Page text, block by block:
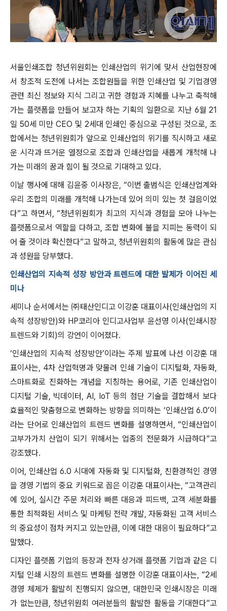
서울인쇄조합 청년위원회는 인쇄산업의 위기에 맞서 산업현장에
서 창조적 도전에 나서는 조합원들을 위한 인쇄산업 및 기업경영
관련 최신 정보와 지식 그리고 귀한 경험과 지혜를 나누고 축적해
가는 플랫폼을 만들어 보고자 하는 기획의 일환으로 지난 6월 21
일 50세 미만 CEO 및 2세대 인쇄인 중심으로 구성된 것으로, 조
합에서는 청년위원회가 앞으로 인쇄산업의 위기를 직시하고 새로
운 시각과 뜨거운 열정으로 조합과 인쇄산업을 새롭게 개척해 나
가는 미래의 꿈과 힘이 될 것으로 기대하고 있다.
이날 행사에 대해 김윤중 이사장은, “이번 출범식은 인쇄산업계와
우리 조합의 미래를 개척해 나가는데 있어 의미 있는 첫 걸음이었
다”고 하면서, “청년위원회가 최고의 지식과 경험을 모아 나누는
플랫폼으로서 역할을 다하고, 조합 변화에 불을 지피는 동력이 되
어 줄 것이라 확신한다”고 말하고, 청년위원회의 활동에 많은 관심
과 성원을 당부했다.
인쇄산업의 지속적 성장 방안과 트렌드에 대한 발제가 이어진 세
미나
세미나 순서에서는 ㈜태산인디고 이강훈 대표이사(인쇄산업의 지
속적 성장방안)와 HP코리아 인디고사업부 윤선영 이사(인쇄시장
트렌드와 기회)의 강연이 이어졌다.
‘인쇄산업의 지속적 성장방안’이라는 주제 발표에 나선 이강훈 대
표이사는, 4차 산업혁명과 맞물려 인쇄 기술이 디지털화, 자동화,
스마트화로 진화하는 개념을 지칭하는 용어로, 기존 인쇄산업이
디지털 기술, 빅데이터, AI, IoT 등의 첨단 기술을 결합해서 보다
효율적인 맞춤형으로 변화하는 방향을 의미하는 ‘인쇄산업 6.0’이
라는 단어로 인쇄산업의 트렌드 변화를 설명하면서, “인쇄산업이
고부가가치 산업이 되기 위해서는 업종의 전문화가 시급하다”고
강조했다.
이어, 인쇄산업 6.0 시대에 자동화 및 디지털화, 친환경적인 경영
을 경영 기법의 중요 키워드로 꼽은 이강훈 대표이사는, “고객관리
에 있어, 실시간 주문 처리와 빠른 대응과 피드백, 고객 세분화를
통한 최적화된 서비스 및 마케팅 전략 개발, 자동화된 고객 서비스
의 중요성이 점차 커지고 있는만큼, 이에 대한 대응이 필요하다”고
말했다.
디자인 플랫폼 기업의 등장과 전자 상거래 플랫폼 기업과 같은 디
지털 인쇄 시장의 트렌드 변화를 설명한 이강훈 대표이사는, “2세
경영 체제가 활발히 진행되지 않으면, 대한민국 인쇄시장은 미래
가 없는만큼, 청년위원회 여러분들의 활발한 활동을 기대한다”고